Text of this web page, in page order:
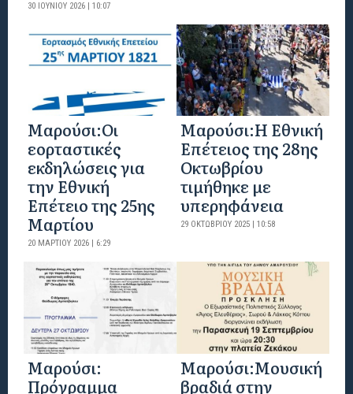
30 ΙΟΥΝΊΟΥ 2026 | 10:07
Μαρούσι:Οι
εορταστικές
εκδηλώσεις για
την Εθνική
Επέτειο της 25ης
Μαρτίου
20 ΜΑΡΤΊΟΥ 2026 | 6:29
Μαρούσι:H Εθνική
Επέτειος της 28ης
Οκτωβρίου
τιμήθηκε με
υπερηφάνεια
29 ΟΚΤΩΒΡΊΟΥ 2025 | 10:58
Μαρούσι:
Πρόγραμμα
Μαρούσι:Μουσική
βραδιά στην